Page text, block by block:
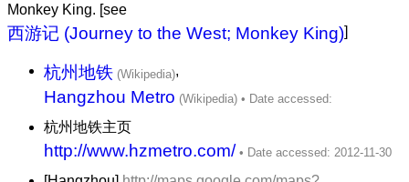
Monkey King. [see
西游记 (Journey to the West; Monkey King)]
杭州地铁 ,
Hangzhou Metro
杭州地铁主页
http://www.hzmetro.com/